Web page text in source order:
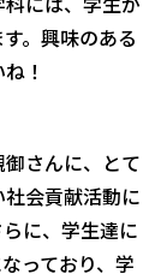
。興味のある
！
さんに、とて
会貢献活動に
に、学生達に
っており、学